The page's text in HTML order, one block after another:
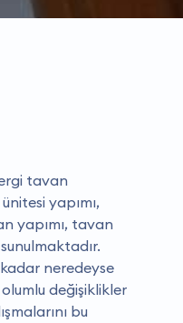
tavan
yapımı,
yapımı, tavan
neredeyse
değişiklikler
bu